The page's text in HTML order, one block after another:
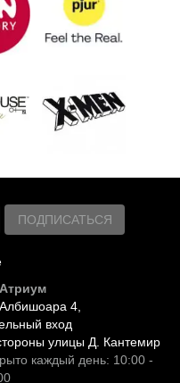
ПОДПИСАТЬСЯ
4,
вход
улицы Д. Кантемир
каждый день: 10:00 -